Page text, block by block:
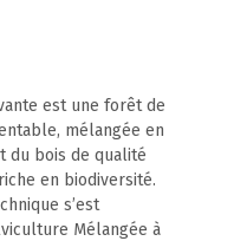
est une forêt de
mélangée en
du bois de qualité
en biodiversité.
s’est
Mélangée à